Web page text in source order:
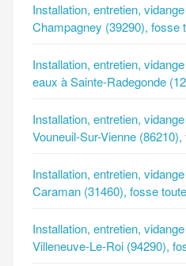
Installation, entretien,
Champagney (39290), fosse
Installation, entretien,
eaux à Sainte-Radegonde
Installation, entretien,
Vouneuil-Sur-Vienne
Installation, entretien,
Caraman (31460), fosse
Installation, entretien,
Villeneuve-Le-Roi (94290),